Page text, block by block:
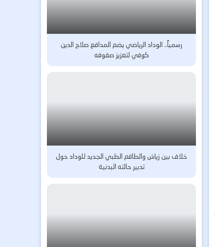
رسمياً.. الوداد الرياضي يضم المدافع صلاح الدين
كوفي لتعزيز صفوفه
خلاف بين زياش والطاقم الطبي الجديد للوداد حول
تدبير حالته البدنية